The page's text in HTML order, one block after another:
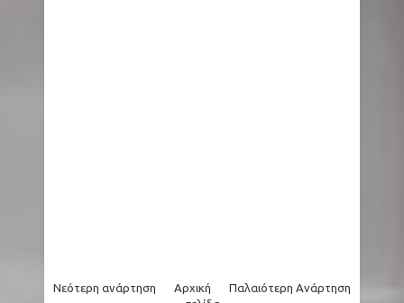
Νεότερη ανάρτηση Παλαιότερη Ανάρτηση
Αρχική